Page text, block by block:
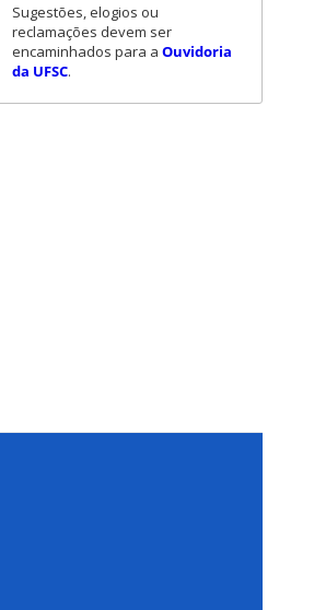
Sugestões, elogios ou
reclamações devem ser
encaminhados para a Ouvidoria
da UFSC.